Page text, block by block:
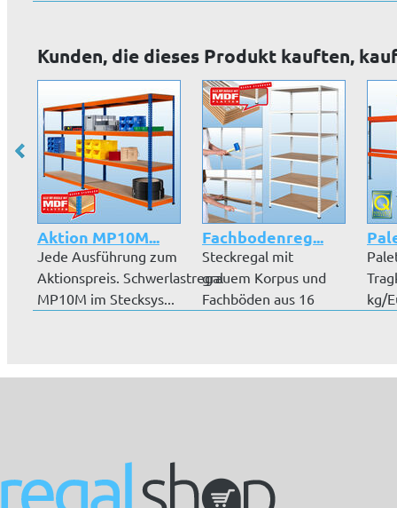
Kunden, die dieses Produkt kauften,
Aktion MP10M...
Jede Ausführung zum
Aktionspreis. Schwerlastregal
MP10M im Stecksys...
Fachbodenreg...
Steckregal mit
grauem Korpus und
Fachböden aus 16
kg/